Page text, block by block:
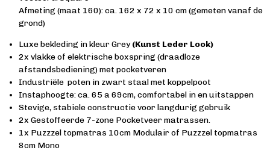
Afmeting (maat 160): ca. 162 x 72 x 10 cm (gemeten vanaf de
grond)
Luxe bekleding in kleur Grey(Kunst Leder Look)
2x vlakke of elektrische boxspring (draadloze
afstandsbediening) met pocketveren
Industriële poten in zwart staal met koppelpoot
Instaphoogte: ca. 65 a 69cm, comfortabel in en uitstappen
Stevige, stabiele constructie voor langdurig gebruik
2x Gestoffeerde 7-zone Pocketveer matrassen.
1x Puzzzel topmatras 10cm Modulair of Puzzzel topmatras
8cm Mono